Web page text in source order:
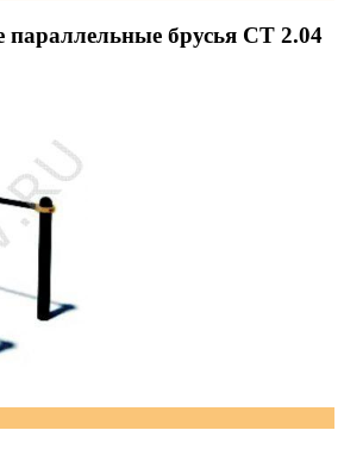
параллельные брусья СТ 2.04